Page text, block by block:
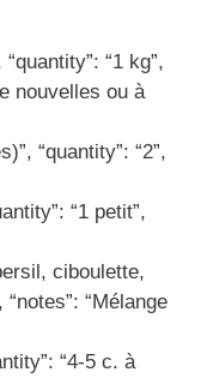
“1 kg”,
nouvelles ou à
“quantity”: “2”,
“1 petit”,
ciboulette,
“Mélange
“4-5 c. à